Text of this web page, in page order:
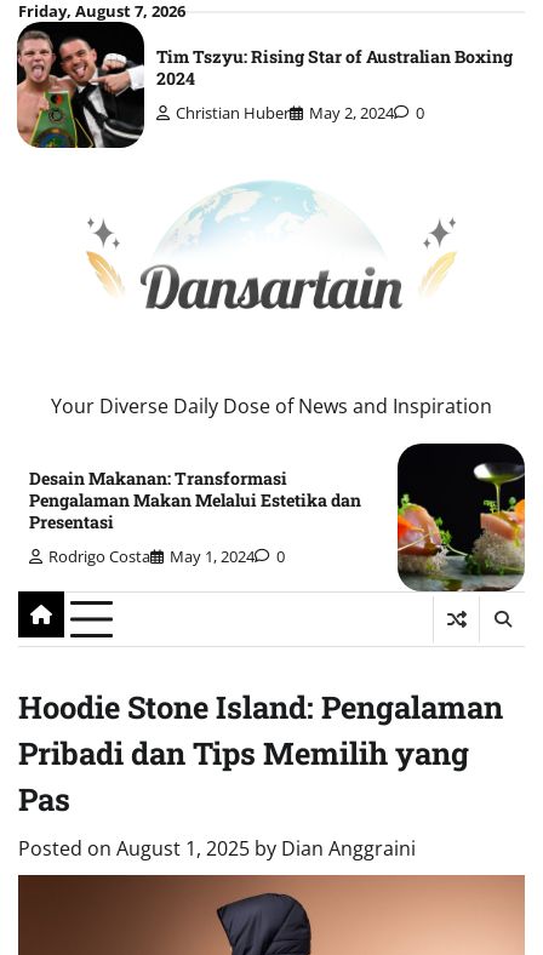
Skip
to
content
Friday, August 7, 2026
Tim Tszyu: Rising Star of Australian Boxing
2024
Christian Huber May 2, 2024 0
Your Diverse Daily Dose of News and Inspiration
Desain Makanan: Transformasi
Pengalaman Makan Melalui Estetika dan
Presentasi
Rodrigo Costa May 1, 2024 0
Hoodie Stone Island: Pengalaman
Pribadi dan Tips Memilih yang
Pas
Posted on August 1, 2025 by Dian Anggraini